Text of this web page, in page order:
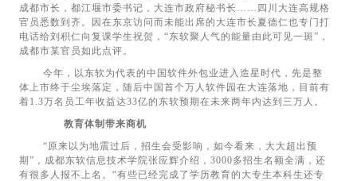
成都市长，都江堰市委书记，大连市政府秘书长……四川大连高规格
官员悉数到齐。因在东京访问而未能出席的大连市长夏德仁也专门打
电话给刘积仁向复课学生祝贺，“东软聚人气的能量由此可见一斑”，
成都市某官员如此点评。
今年，以东软为代表的中国软件外包业进入造星时代，先是整
体上市终于尘埃落定，随后中国首个万人软件园在大连落地，目前有
着1.3万名员工年收益达33亿的东软预期在未来两年内达到三万人。
教育体制带来商机
“原来以为地震过后，招生会受影响，如今看来，大大超出预
期”，成都东软信息技术学院张应辉介绍，3000多招生名额全满，还
有很多人报不上名。“有些已经完成了学历教育的大专生本科生还专